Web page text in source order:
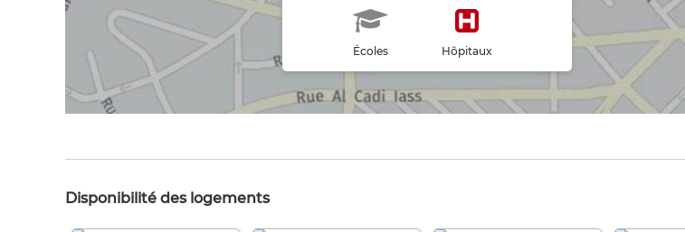
Écoles Hôpitaux
Disponibilité des logements